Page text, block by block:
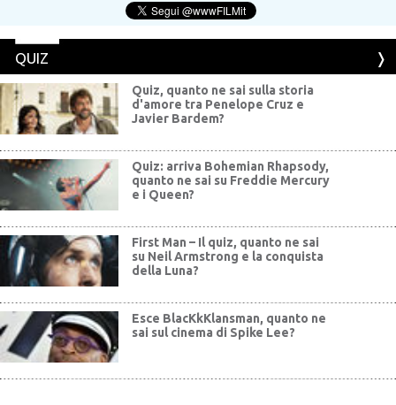
QUIZ
Quiz, quanto ne sai sulla storia
d'amore tra Penelope Cruz e
Javier Bardem?
Quiz: arriva Bohemian Rhapsody,
quanto ne sai su Freddie Mercury
e i Queen?
First Man – Il quiz, quanto ne sai
su Neil Armstrong e la conquista
della Luna?
Esce BlacKkKlansman, quanto ne
sai sul cinema di Spike Lee?